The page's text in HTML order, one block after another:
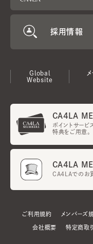
採用情報
Global
Website
CA4LA
ポイントサービ
特典をご用意。
CA4LA
CA4LAでのお買
ご利用規約 メンバーズ
会社概要 特定商取